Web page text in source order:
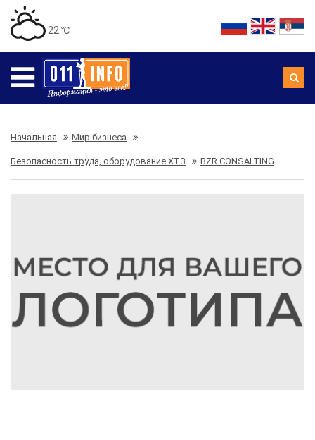
22 ℃
Начальная Мир бизнеса
Безопасность труда, оборудование ХТЗ BZR CONSALTING